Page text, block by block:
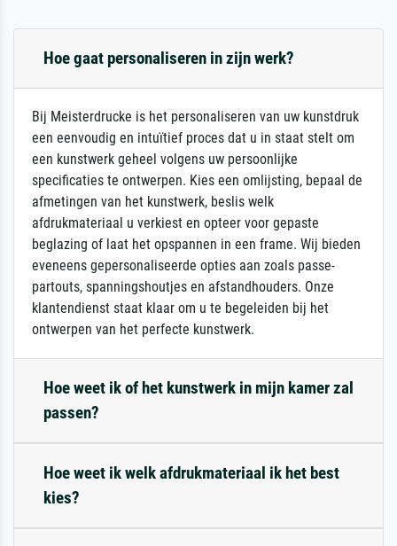
Hoe gaat personaliseren in zijn werk?
Bij Meisterdrucke is het personaliseren van uw kunstdruk
een eenvoudig en intuïtief proces dat u in staat stelt om
een kunstwerk geheel volgens uw persoonlijke
specificaties te ontwerpen. Kies een omlijsting, bepaal de
afmetingen van het kunstwerk, beslis welk
afdrukmateriaal u verkiest en opteer voor gepaste
beglazing of laat het opspannen in een frame. Wij bieden
eveneens gepersonaliseerde opties aan zoals passe-
partouts, spanningshoutjes en afstandhouders. Onze
klantendienst staat klaar om u te begeleiden bij het
ontwerpen van het perfecte kunstwerk.
Hoe weet ik of het kunstwerk in mijn kamer zal
passen?
Hoe weet ik welk afdrukmateriaal ik het best
kies?